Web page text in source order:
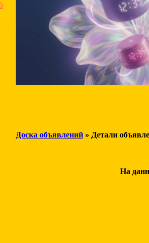
Доска объявлений » Детали
На